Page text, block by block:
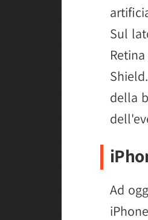
Sul
della
Ad